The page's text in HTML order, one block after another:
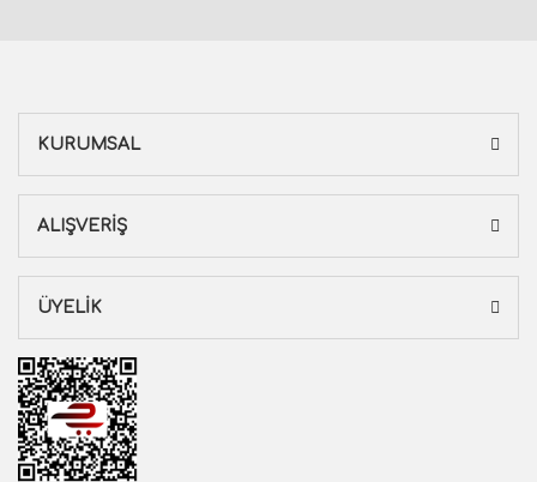
KURUMSAL
ALIŞVERİŞ
ÜYELİK